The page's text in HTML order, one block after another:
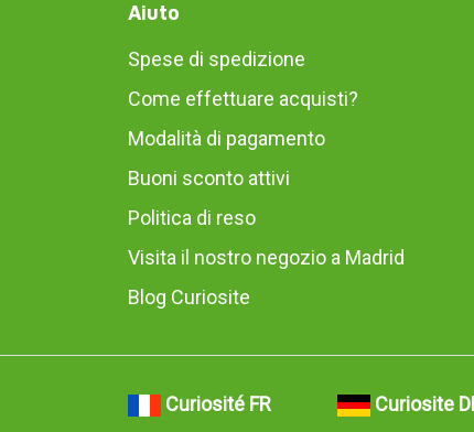
Aiuto
Spese di spedizione
Come effettuare acquisti?
Modalità di pagamento
Buoni sconto attivi
Politica di reso
Visita il nostro negozio a Madrid
Blog Curiosite
Curiosité FR
Curiosite